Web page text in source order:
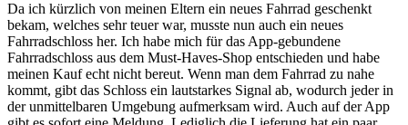
Da ich kürzlich von meinen Eltern ein neues Fahrrad geschenkt
bekam, welches sehr teuer war, musste nun auch ein neues
Fahrradschloss her. Ich habe mich für das App-gebundene
Fahrradschloss aus dem Must-Haves-Shop entschieden und habe
meinen Kauf echt nicht bereut. Wenn man dem Fahrrad zu nahe
kommt, gibt das Schloss ein lautstarkes Signal ab, wodurch jeder in
der unmittelbaren Umgebung aufmerksam wird. Auch auf der App